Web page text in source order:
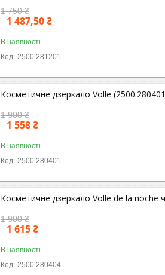
1 750 ₴
1 487,50 ₴
В наявності
2500.281201
Косметичне дзеркало Volle
1 900 ₴
1 558 ₴
В наявності
2500.280401
Косметичне дзеркало Volle de la noche
1 900 ₴
1 615 ₴
В наявності
2500.280404